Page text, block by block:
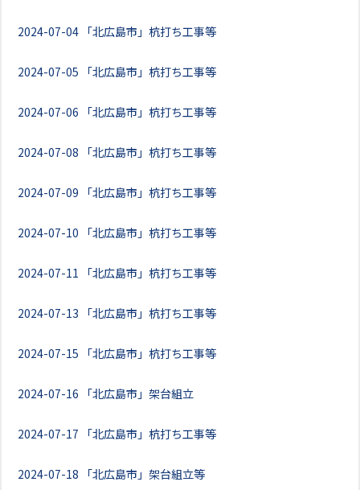
2024-07-04 「北広島市」杭打ち工事等
2024-07-05 「北広島市」杭打ち工事等
2024-07-06 「北広島市」杭打ち工事等
2024-07-08 「北広島市」杭打ち工事等
2024-07-09 「北広島市」杭打ち工事等
2024-07-10 「北広島市」杭打ち工事等
2024-07-11 「北広島市」杭打ち工事等
2024-07-13 「北広島市」杭打ち工事等
2024-07-15 「北広島市」杭打ち工事等
2024-07-16 「北広島市」架台組立
2024-07-17 「北広島市」杭打ち工事等
2024-07-18 「北広島市」架台組立等